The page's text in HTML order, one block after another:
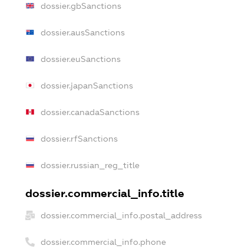
dossier.gbSanctions
dossier.ausSanctions
dossier.euSanctions
dossier.japanSanctions
dossier.canadaSanctions
dossier.rfSanctions
dossier.russian_reg_title
dossier.commercial_info.title
dossier.commercial_info.postal_address
dossier.commercial_info.phone